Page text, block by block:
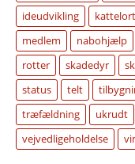
ideudvikling
medlem
nabohjælp
rotter
skadedyr
status
telt
træfældning
ukrudt
vejvedligeholdelse